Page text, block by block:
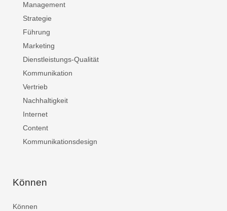
Management
Strategie
Führung
Marketing
Dienstleistungs-Qualität
Kommunikation
Vertrieb
Nachhaltigkeit
Internet
Content
Kommunikationsdesign
Können
Können